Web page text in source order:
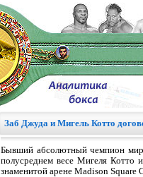
Заб Джуда и Мигель Котто
Бывший абсолютный чемпион
полусреднем весе Мигеля
знаменитой арене Madison Square